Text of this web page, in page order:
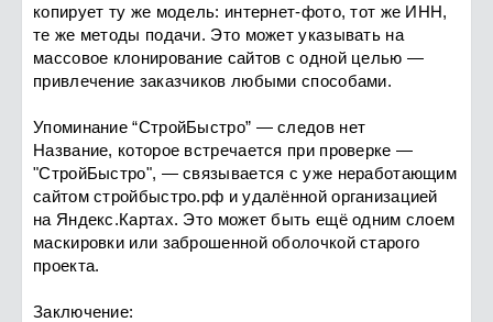
копирует ту же модель: интернет-фото, тот же ИНН,
те же методы подачи. Это может указывать на
массовое клонирование сайтов с одной целью —
привлечение заказчиков любыми способами.
Упоминание “СтройБыстро” — следов нет
Название, которое встречается при проверке —
"СтройБыстро", — связывается с уже неработающим
сайтом стройбыстро.рф и удалённой организацией
на Яндекс.Картах. Это может быть ещё одним слоем
маскировки или заброшенной оболочкой старого
проекта.
Заключение: